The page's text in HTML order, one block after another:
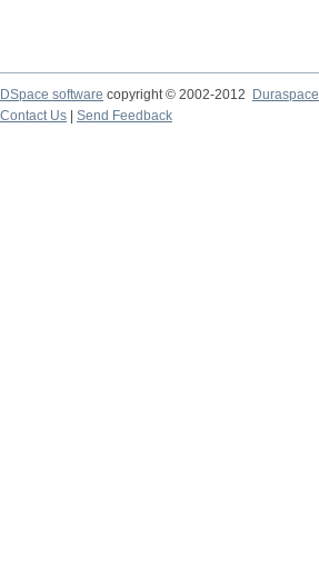
DSpace software copyright © 2002-2012
Duraspace
Contact Us
Send Feedback